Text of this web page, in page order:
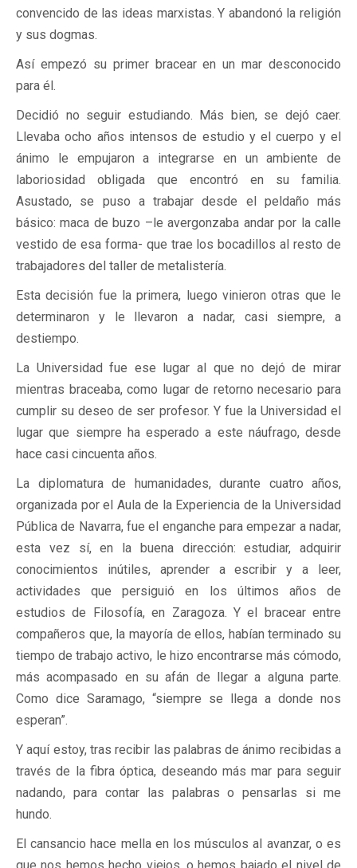
convencido de las ideas marxistas. Y abandonó la religión
y sus dogmas.
Así empezó su primer bracear en un mar desconocido
para él.
Decidió no seguir estudiando. Más bien, se dejó caer.
Llevaba ocho años intensos de estudio y el cuerpo y el
ánimo le empujaron a integrarse en un ambiente de
laboriosidad obligada que encontró en su familia.
Asustado, se puso a trabajar desde el peldaño más
básico: maca de buzo –le avergonzaba andar por la calle
vestido de esa forma- que trae los bocadillos al resto de
trabajadores del taller de metalistería.
Esta decisión fue la primera, luego vinieron otras que le
determinaron y le llevaron a nadar, casi siempre, a
destiempo.
La Universidad fue ese lugar al que no dejó de mirar
mientras braceaba, como lugar de retorno necesario para
cumplir su deseo de ser profesor. Y fue la Universidad el
lugar que siempre ha esperado a este náufrago, desde
hace casi cincuenta años.
La diplomatura de humanidades, durante cuatro años,
organizada por el Aula de la Experiencia de la Universidad
Pública de Navarra, fue el enganche para empezar a nadar,
esta vez sí, en la buena dirección: estudiar, adquirir
conocimientos inútiles, aprender a escribir y a leer,
actividades que persiguió en los últimos años de
estudios de Filosofía, en Zaragoza. Y el bracear entre
compañeros que, la mayoría de ellos, habían terminado su
tiempo de trabajo activo, le hizo encontrarse más cómodo,
más acompasado en su afán de llegar a alguna parte.
Como dice Saramago, “siempre se llega a donde nos
esperan”.
Y aquí estoy, tras recibir las palabras de ánimo recibidas a
través de la fibra óptica, deseando más mar para seguir
nadando, para contar las palabras o pensarlas si me
hundo.
El cansancio hace mella en los músculos al avanzar, o es